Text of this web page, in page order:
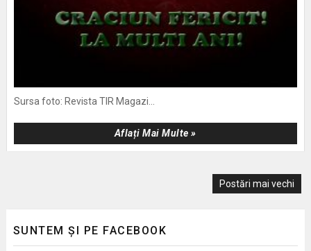
Sursa foto: Revista TIR Magazi...
Aflați Mai Multe »
Postări mai vechi
SUNTEM ȘI PE FACEBOOK